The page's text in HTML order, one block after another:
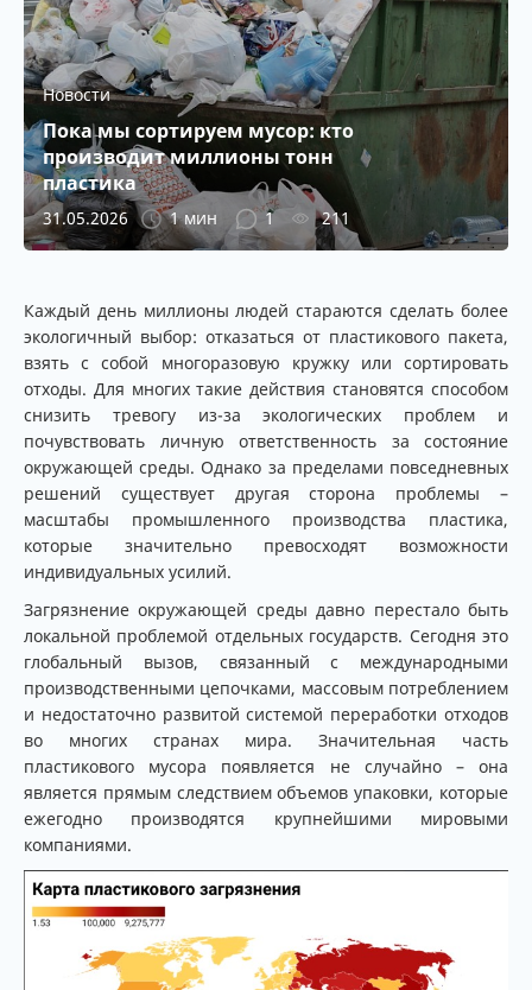
Новости
Пока мы сортируем мусор: кто
производит миллионы тонн
пластика
31.05.2026 1 мин 1 211
Каждый день миллионы людей стараются сделать более
экологичный выбор: отказаться от пластикового пакета,
взять с собой многоразовую кружку или сортировать
отходы. Для многих такие действия становятся способом
снизить тревогу из-за экологических проблем и
почувствовать личную ответственность за состояние
окружающей среды. Однако за пределами повседневных
решений существует другая сторона проблемы –
масштабы промышленного производства пластика,
которые значительно превосходят возможности
индивидуальных усилий.
Загрязнение окружающей среды давно перестало быть
локальной проблемой отдельных государств. Сегодня это
глобальный вызов, связанный с международными
производственными цепочками, массовым потреблением
и недостаточно развитой системой переработки отходов
во многих странах мира. Значительная часть
пластикового мусора появляется не случайно – она
является прямым следствием объемов упаковки, которые
ежегодно производятся крупнейшими мировыми
компаниями.